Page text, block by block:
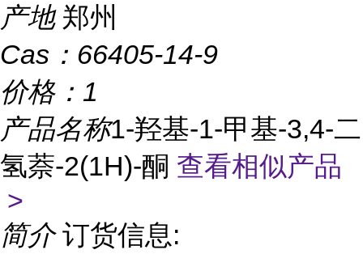
产地 郑州
Cas： 66405-14-9
价格： 1
产品名称1-羟基-1-甲基-3,4-二
氢萘-2(1H)-酮 查看相似产品
>
简介 订货信息: